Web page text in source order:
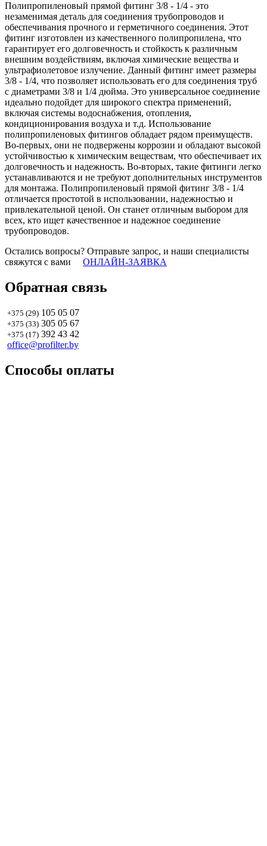
Полипропиленовый прямой фитинг 3/8 - 1/4 - это
незаменимая деталь для соединения трубопроводов и
обеспечивания прочного и герметичного соединения. Этот
фитинг изготовлен из качественного полипропилена, что
гарантирует его долговечность и стойкость к различным
внешним воздействиям, включая химические вещества и
ультрафиолетовое излучение. Данный фитинг имеет размеры
3/8 - 1/4, что позволяет использовать его для соединения труб
с диаметрами 3/8 и 1/4 дюйма. Это универсальное соединение
идеально подойдет для широкого спектра применений,
включая системы водоснабжения, отопления,
кондиционирования воздуха и т.д. Использование
полипропиленовых фитингов обладает рядом преимуществ.
Во-первых, они не подвержены коррозии и обладают высокой
устойчивостью к химическим веществам, что обеспечивает их
долговечность и надежность. Во-вторых, такие фитинги легко
устанавливаются и не требуют дополнительных инструментов
для монтажа. Полипропиленовый прямой фитинг 3/8 - 1/4
отличается простотой в использовании, надежностью и
привлекательной ценой. Он станет отличным выбором для
всех, кто ищет качественное и надежное соединение
трубопроводов.
Остались вопросы? Отправьте запрос, и наши специалисты
свяжутся с вами ОНЛАЙН-ЗАЯВКА
Обратная связь
+375 (29) 105 05 07
+375 (33) 305 05 67
+375 (17) 392 43 42
office@profilter.by
Способы оплаты